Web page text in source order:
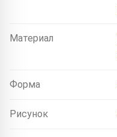
Материал
Форма
Рисунок